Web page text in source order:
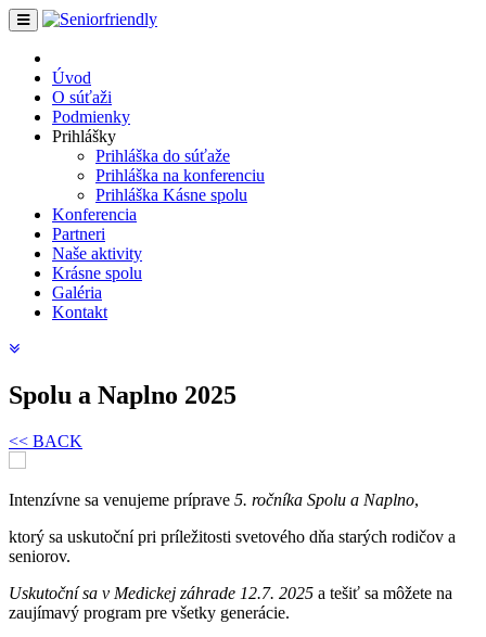
Úvod
O súťaži
Podmienky
Prihlášky
Prihláška do súťaže
Prihláška na konferenciu
Prihláška Kásne spolu
Konferencia
Partneri
Naše aktivity
Krásne spolu
Galéria
Kontakt
Spolu a Naplno 2025
<< BACK
Intenzívne sa venujeme príprave 5. ročníka Spolu a Naplno,
ktorý sa uskutoční pri príležitosti svetového dňa starých rodičov a
seniorov.
Uskutoční sa v Medickej záhrade 12.7. 2025 a tešiť sa môžete na
zaujímavý program pre všetky generácie.